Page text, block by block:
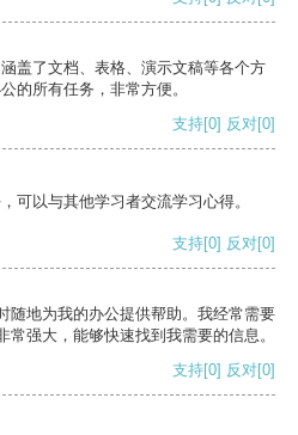
盖了文档、表格、演示文稿等各个方
的所有任务，非常方便。
支持[0] 反对[0]
可以与其他学习者交流学习心得。
支持[0] 反对[0]
随地为我的办公提供帮助。我经常需要
强大，能够快速找到我需要的信息。
支持[0] 反对[0]